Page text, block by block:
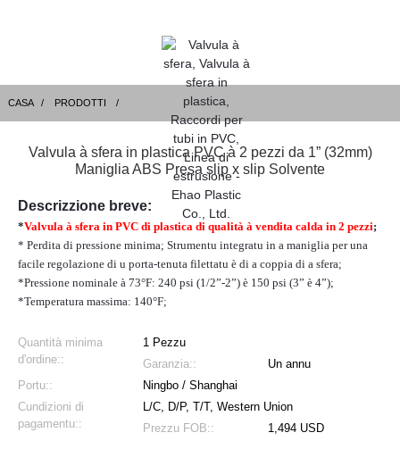
CASA PRODOTTI
Valvula à sfera in plastica PVC à 2 pezzi da 1” (32mm)
Maniglia ABS Presa slip x slip Solvente
Descrizzione breve:
*Valvula à sfera in PVC di plastica di qualità à vendita calda in 2 pezzi;
* Perdita di pressione minima; Strumentu integratu in a maniglia per una
facile regolazione di u porta-tenuta filettatu è di a coppia di a sfera;
*Pressione nominale à 73°F: 240 psi (1/2”-2”) è 150 psi (3” è 4”);
*Temperatura massima: 140°F;
Quantità minima
d'ordine::
1 Pezzu
Garanzia::
Un annu
Portu::
Ningbo / Shanghai
Cundizioni di
pagamentu::
L/C, D/P, T/T, Western Union
Prezzu FOB::
1,494 USD